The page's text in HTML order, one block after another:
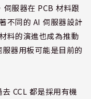
服器在 PCB 材料跟
不同的 AI 伺服器設計
料的演進也成為推動
器用板可能是目前的
CCL 都是採用有機